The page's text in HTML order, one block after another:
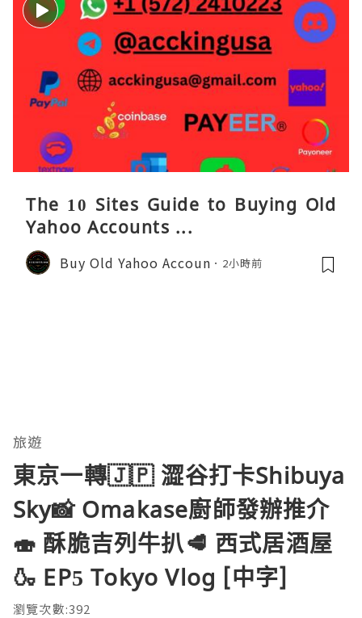
The 10 Sites Guide to Buying Old
Yahoo Accounts ...
Buy Old Yahoo Accoun 2小時前
旅遊
東京一轉🇯🇵 澀谷打卡Shibuya
Sky📸 Omakase廚師發辦推介
🍣 酥脆吉列牛扒🥩 西式居酒屋
🍶 EP5 Tokyo Vlog [中字]
瀏覽次數:392